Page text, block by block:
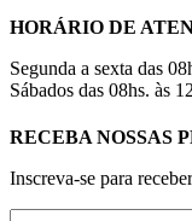
HORÁRIO DE
Segunda a sexta das
Sábados das 08hs. às
RECEBA NOSSAS
Inscreva-se para